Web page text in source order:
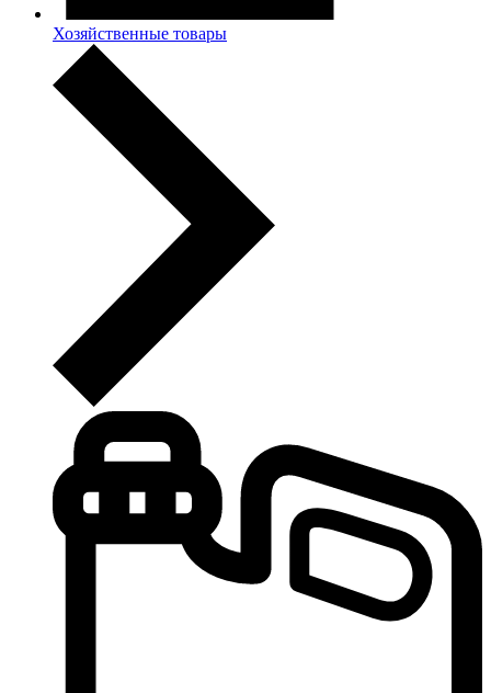
Хозяйственные товары